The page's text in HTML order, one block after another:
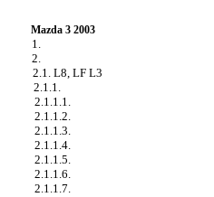
Mazda 3 2003
1.
2.
2.1. L8, LF L3
2.1.1.
2.1.1.1.
2.1.1.2.
2.1.1.3.
2.1.1.4.
2.1.1.5.
2.1.1.6.
2.1.1.7.